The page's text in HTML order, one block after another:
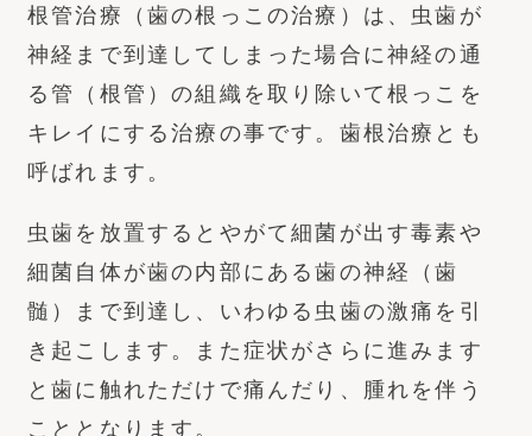
根管治療（歯の根っこの治療）は、虫歯が
神経まで到達してしまった場合に神経の通
る管（根管）の組織を取り除いて根っこを
キレイにする治療の事です。歯根治療とも
呼ばれます。
虫歯を放置するとやがて細菌が出す毒素や
細菌自体が歯の内部にある歯の神経（歯
髄）まで到達し、いわゆる虫歯の激痛を引
き起こします。また症状がさらに進みます
と歯に触れただけで痛んだり、腫れを伴う
こととなります。